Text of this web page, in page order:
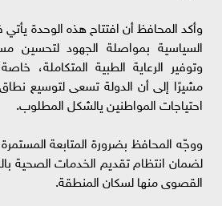
وأكد المحافظ أن افتتاح هذه الوحدة
السياسية بمواصلة الجهود لتحسين
وتوفير الرعاية الطبية المتكاملة،
مشيرًا إلى أن الدولة تسعى لتوسيع
احتياجات المواطنين يالشكل المطلوب.
ووجّه المحافظ بضرورة المتابعة
لضمان انتظام تقديم الخدمات الصحية
القصوى منها لسكان المنطقة.